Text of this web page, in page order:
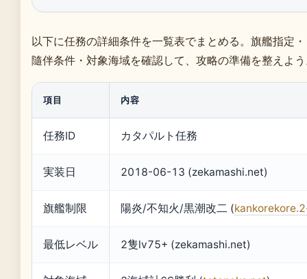
以下に任務の詳細条件を一覧表でまとめる。旗艦指定・
隨伴条件・対象海域を確認して、攻略の準備を整えよ
項目 内容
任務ID カタパルト任務
実装日 2018-06-13 (zekamashi.net)
旗艦制限 陽炎/不知火/黒潮改二 (
最低レベル 2隻lv75+ (zekamashi.net)